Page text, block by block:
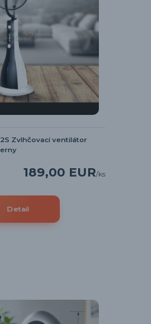
Zvlhčovací ventilátor
189,00 EUR/ks
Detail